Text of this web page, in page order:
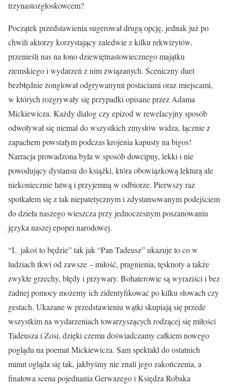
trzynastozgłoskowcem?
Początek przedstawienia sugerował drugą opcję, jednak już po
chwili aktorzy korzystający zaledwie z kilku rekwizytów,
przenieśli nas na łono dziewiętnastowiecznego majątku
ziemskiego i wydarzeń z nim związanych. Sceniczny duet
bezbłędnie żonglował odgrywanymi postaciami oraz miejscami,
w których rozgrywały się przypadki opisane przez Adama
Mickiewicza. Każdy dialog czy epizod w rewelacyjny sposób
odwoływał się niemal do wszystkich zmysłów widza, łącznie z
zapachem powstałym podczas krojenia kapusty na bigos!
Narracja prowadzona była w sposób dowcipny, lekki i nie
powodujący dystansu do książki, która obowiązkową lekturą ale
niekoniecznie łatwą i przyjemną w odbiorze. Pierwszy raz
spotkałem się z tak niepatetycznym i zdystansowanym podejściem
do dzieła naszego wieszcza przy jednoczesnym poszanowaniu
języka naszej epopei narodowej.
“I.. jakoś to będzie” tak jak “Pan Tadeusz” ukazuje to co w
ludziach tkwi od zawsze – miłość, pragnienia, tęsknoty a także
zwykłe grzechy, błędy i przywary. Bohaterowie są wyraziści i bez
żadnej pomocy możemy ich zidentyfikować po kilku słowach czy
gestach. Ukazane w przedstawieniu wątki skupiają się przede
wszystkim na wydarzeniach towarzyszących rodzącej się miłości
Tadeusza i Zosi, dzięki czemu doświadczamy całkiem nowego
poglądu na poemat Mickiewicza. Sam spektakl do ostatnich
minut ogląda się tak, jakbyśmy nie znali jego zakończenia, a
finałowa scena pojednania Gerwazego i Księdza Robaka